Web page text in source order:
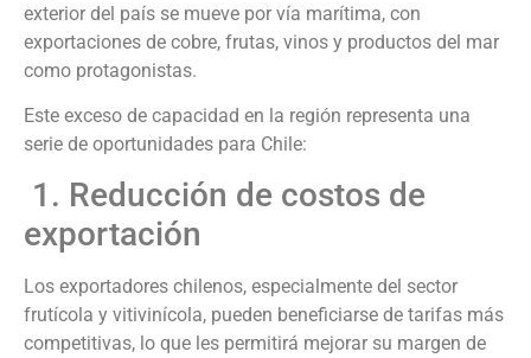
exterior del país se mueve por vía marítima, con
exportaciones de cobre, frutas, vinos y productos del mar
como protagonistas.
Este exceso de capacidad en la región representa una
serie de oportunidades para Chile:
1. Reducción de costos de
exportación
Los exportadores chilenos, especialmente del sector
frutícola y vitivinícola, pueden beneficiarse de tarifas más
competitivas, lo que les permitirá mejorar su margen de